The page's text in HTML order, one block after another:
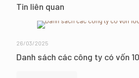
Tin liên quan
26/03/2025
Danh sách các công ty có vốn